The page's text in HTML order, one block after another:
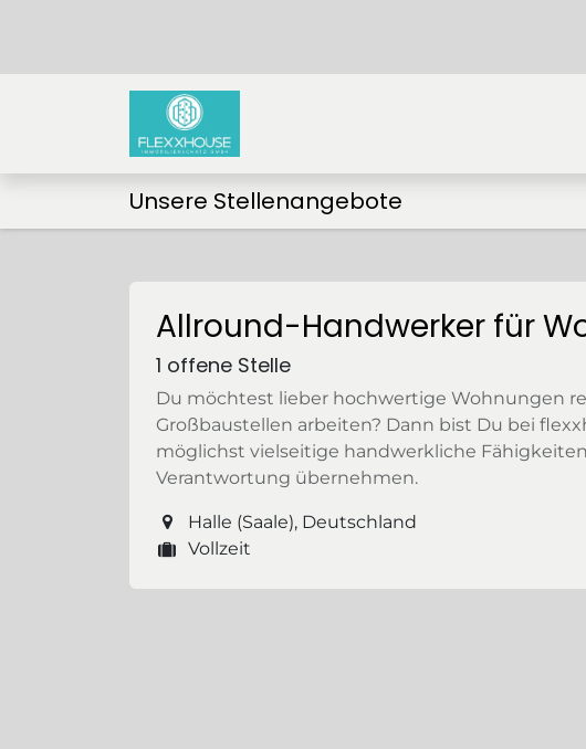
Unsere Stellenangebote
Allround-Handwerker für
1 offene Stelle
Du möchtest lieber hochwertige Wohnungen
Großbaustellen arbeiten? Dann bist Du bei
möglichst vielseitige handwerkliche
Verantwortung übernehmen.
Halle (Saale), Deutschland
Vollzeit